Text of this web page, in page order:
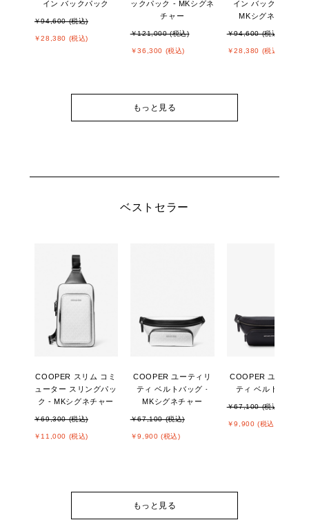
イン バックパック
￥94,600 (税込)
￥28,380 (税込)
ックパック - MKシグネ
チャー
￥121,000 (税込)
￥36,300 (税込)
イン バックパック -
MKシグネチャー
￥94,600 (税込)
￥28,380 (税込)
もっと見る
ベストセラー
COOPER スリム コミ
ューター スリングパッ
ク - MKシグネチャー
￥69,300 (税込)
￥11,000 (税込)
COOPER ユーティリ
ティ ベルトバッグ -
MKシグネチャー
￥67,100 (税込)
￥9,900 (税込)
COOPER ユーティリ
ティ ベルトバッグ
￥67,100 (税込)
￥9,900 (税込)
もっと見る